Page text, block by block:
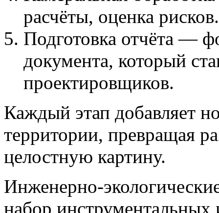
расчёты, оценка рисков.
Подготовка отчёта —
документа, который
проектировщиков.
Каждый этап добавляет
территории, превращая
целостную картину.
Инженерно-
набор инструментальных